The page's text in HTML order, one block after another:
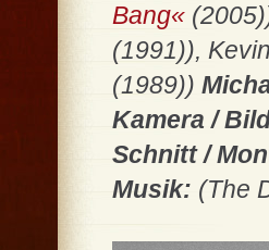
Bang«
(1991)),
(1989))
Kamera /
Schnitt /
Musik: (The